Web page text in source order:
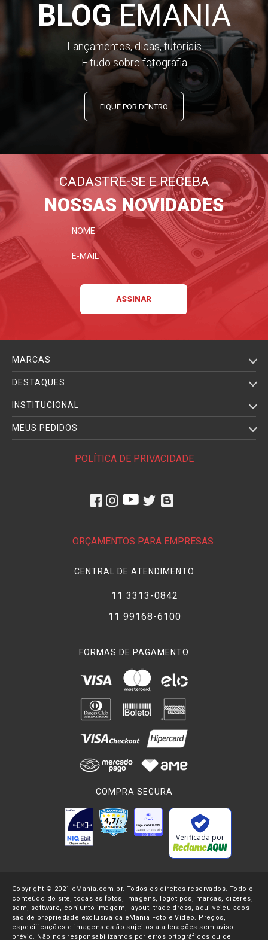
BLOGEMANIA
Lançamentos, dicas, tutoriais
E tudo sobre fotografia
FIQUE POR DENTRO
CADASTRE-SE E RECEBA
NOSSAS NOVIDADES
MARCAS
DESTAQUES
INSTITUCIONAL
MEUS PEDIDOS
POLÍTICA DE PRIVACIDADE
ORÇAMENTOS PARA EMPRESAS
CENTRAL DE ATENDIMENTO
11 3313-0842
11 99168-6100
FORMAS DE PAGAMENTO
COMPRA SEGURA
Verificada por
Copyright © 2021 eMania.com.br. Todos os direitos reservados. Todo o
conteúdo do site, todas as fotos, imagens, logotipos, marcas, dizeres,
som, software, conjunto imagem, layout, trade dress, aqui veiculados
são de propriedade exclusiva da eMania Foto e Vídeo. Preços,
especificações e imagens estão sujeitos a alterações sem aviso
prévio. Não nos responsabilizamos por erros ortográficos ou de